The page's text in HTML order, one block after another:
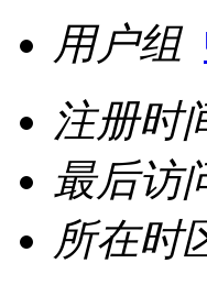
用户组
注册时
最后访
所在时